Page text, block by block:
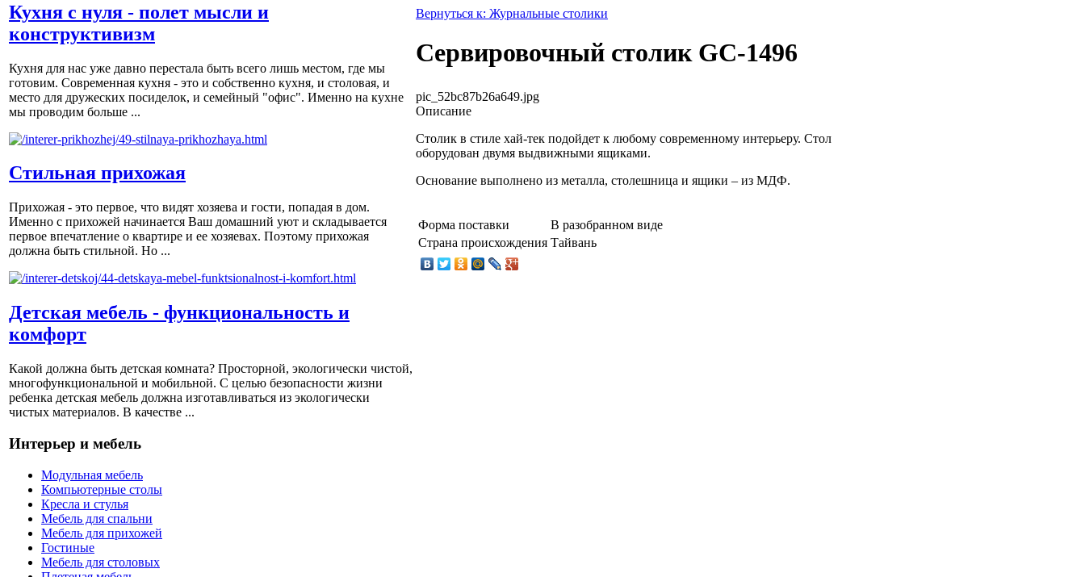
Кухня с нуля - полет мысли и
конструктивизм
Кухня для нас уже давно перестала быть всего лишь местом, где мы
готовим. Современная кухня - это и собственно кухня, и столовая, и
место для дружеских посиделок, и семейный "офис". Именно на кухне
мы проводим больше ...
Стильная прихожая
Прихожая - это первое, что видят хозяева и гости, попадая в дом.
Именно с прихожей начинается Ваш домашний уют и складывается
первое впечатление о квартире и ее хозяевах. Поэтому прихожая
должна быть стильной. Но ...
Детская мебель - функциональность и
комфорт
Какой должна быть детская комната? Просторной, экологически чистой,
многофункциональной и мобильной. С целью безопасности жизни
ребенка детская мебель должна изготавливаться из экологически
чистых материалов. В качестве ...
Интерьер и мебель
Модульная мебель
Компьютерные столы
Кресла и стулья
Мебель для спальни
Мебель для прихожей
Гостиные
Мебель для столовых
Вернуться к: Журнальные столики
Сервировочный столик GC-1496
pic_52bc87b26a649.jpg
Описание
Столик в стиле хай-тек подойдет к любому современному интерьеру. Стол
оборудован двумя выдвижными ящиками.
Основание выполнено из металла, столешница и ящики – из МДФ.
Форма поставки
В разобранном виде
Страна происхождения Тайвань